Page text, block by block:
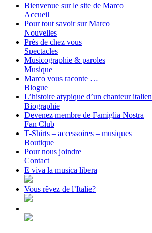
Bienvenue sur le site de Marco
Accueil
Pour tout savoir sur Marco
Nouvelles
Près de chez vous
Spectacles
Musicographie & paroles
Musique
Marco vous raconte …
Blogue
L’histoire atypique d’un chanteur italien
Biographie
Devenez membre de Famiglia Nostra
Fan Club
T-Shirts – accessoires – musiques
Boutique
Pour nous joindre
Contact
E viva la musica libera
Vous rêvez de l’Italie?